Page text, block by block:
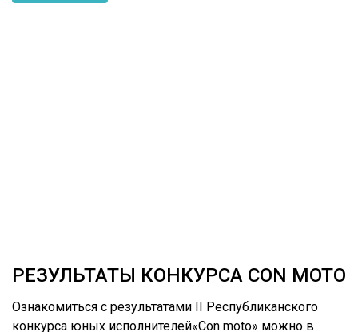
РЕЗУЛЬТАТЫ КОНКУРСА CON MOTO
Ознакомиться с результатами II Республиканского
конкурса юных исполнителей«Con moto» можно в